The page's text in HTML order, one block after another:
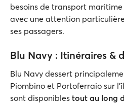
besoins de transport maritime
avec une attention
ses passagers.
Blu Navy : Itinéraires &
Blu Navy dessert
Piombino et Portoferraio sur
sont disponibles tout au long